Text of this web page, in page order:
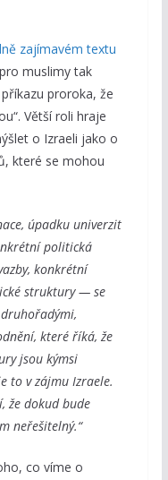
zajímavém textu
muslimy tak
proroka, že
Větší roli hraje
o Izraeli jako o
které se mohou
úpadku univerzit
politická
konkrétní
struktury — se
které říká, že
jsou kýmsi
to v zájmu Izraele.
že dokud bude
neřešitelný.“
co víme o